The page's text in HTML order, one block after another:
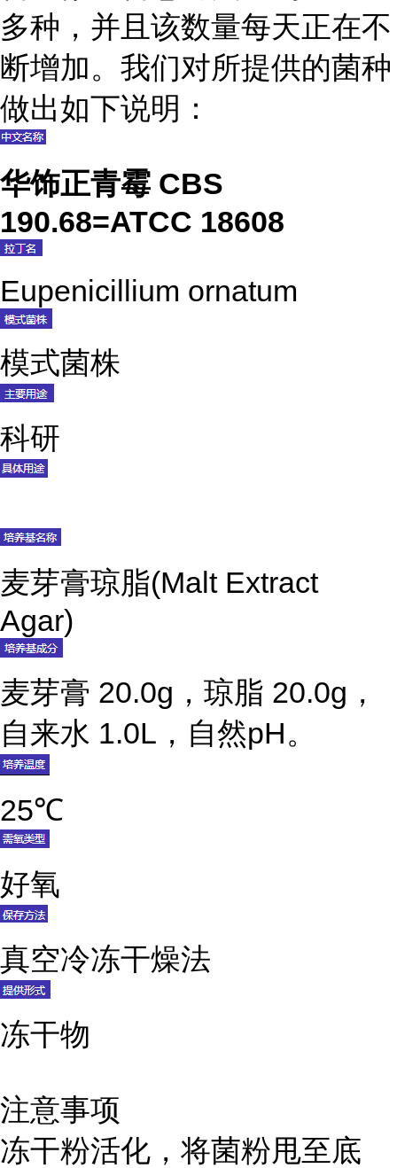
多种，并且该数量每天正在不
断增加。我们对所提供的菌种
做出如下说明：
华饰正青霉 CBS
190.68=ATCC 18608
Eupenicillium ornatum
模式菌株
科研
麦芽膏琼脂(Malt Extract
Agar)
麦芽膏 20.0g，琼脂 20.0g，
自来水 1.0L，自然pH。
25℃
好氧
真空冷冻干燥法
冻干物
注意事项
冻干粉活化，将菌粉甩至底